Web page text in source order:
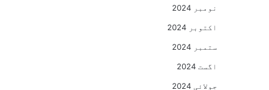
نومبر 2024
اکتوبر 2024
ستمبر 2024
اگست 2024
جولائی 2024